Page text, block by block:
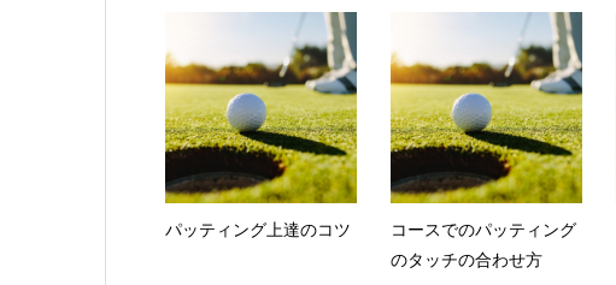
パッティング上達のコツ
コースでのパッティング
のタッチの合わせ方